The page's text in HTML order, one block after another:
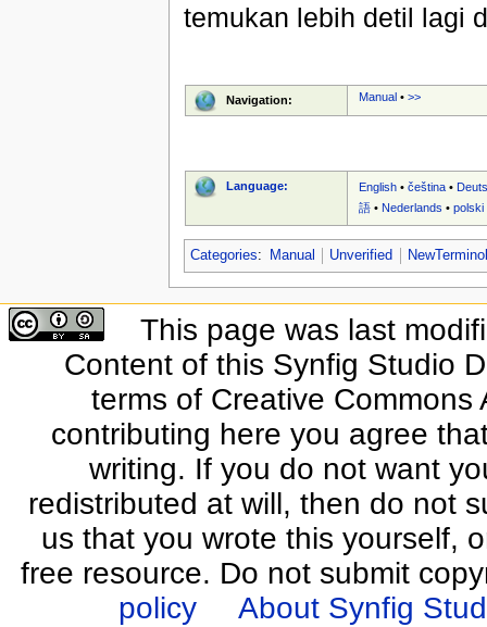
temukan lebih detil lagi
Navigation: Manual •>>
Language: English •čeština •
語 •Nederlands •polski
Categories: Manual Unverified
This page was last
Content of this Synfig Studio
terms of Creative
contributing here you agree
writing. If you do not want
redistributed at will, then do not
us that you wrote this yourself,
free resource. Do not submit
policy
About Synfig